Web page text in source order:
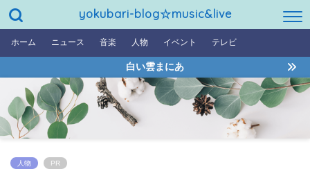
yokubari-blog☆music&live
ホーム ニュース 音楽 人物 イベント テレビ
白い雲まにあ
人物 PR